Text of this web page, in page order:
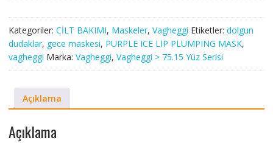
50
ml
adet
Kategoriler: CİLT BAKIMI, Maskeler, Vagheggi Etiketler: dolgun
dudaklar, gece maskesi, PURPLE ICE LIP PLUMPING MASK,
vagheggi Marka: Vagheggi, Vagheggi > 75.15 Yüz Serisi
Açıklama
Açıklama